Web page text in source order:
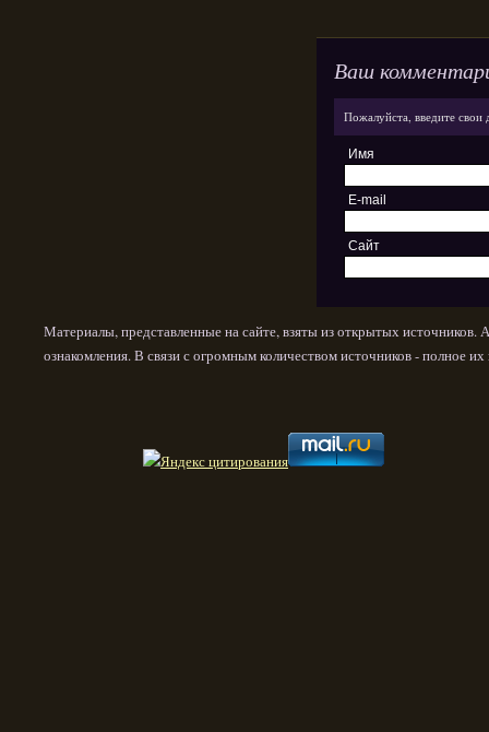
Ваш
Пожалуйста, введите
Имя
E-mail
Сайт
Материалы, представленные на сайте, взяты из открытых
ознакомления. В связи с огромным количеством источников - полное